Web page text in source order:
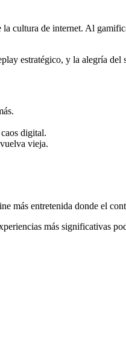
cultura de internet. Al
estratégico, y la alegría
digital.
vieja.
más entretenida donde el
más significativas